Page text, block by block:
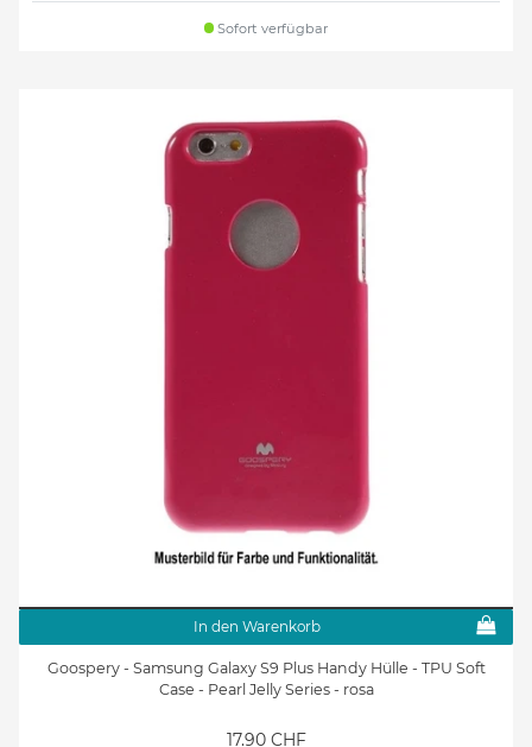
Sofort verfügbar
In den Warenkorb
Goospery - Samsung Galaxy S9 Plus Handy Hülle - TPU Soft
Case - Pearl Jelly Series - rosa
17.90 CHF